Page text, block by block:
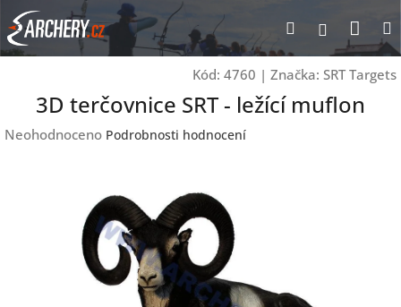
Přejít
na
obsah
Hledat
Kód: 4760 | Značka: SRT Targets
3D terčovnice SRT - ležící muflon
Průměrné
Neohodnoceno Podrobnosti hodnocení